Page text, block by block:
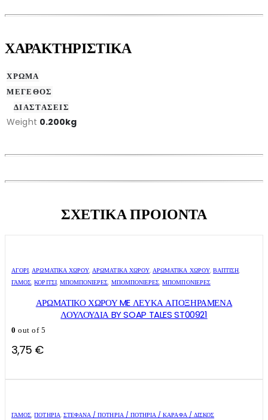
ΧΑΡΑΚΤΗΡΙΣΤΙΚΑ
ΧΡΩΜΑ
ΜΕΓΕΘΟΣ
ΔΙΑΣΤΑΣΕΙΣ
Weight 0.200kg
ΣΧΕΤΙΚΑ ΠΡΟΙΟΝΤΑ
ΑΓΌΡΙ,ΑΡΩΜΑΤΙΚΆ ΧΏΡΟΥ,ΑΡΩΜΑΤΙΚΆ ΧΏΡΟΥ,ΑΡΩΜΑΤΙΚΆ ΧΏΡΟΥ, ΒΑΠΤΙΣΗ,
ΓΑΜΟΣ,ΚΟΡΊΤΣΙ, ΜΠΟΜΠΟΝΙΈΡΕΣ, ΜΠΟΜΠΟΝΙΈΡΕΣ,ΜΠΟΜΠΟΝΙΈΡΕΣ
ΑΡΩΜΑΤΙΚΟ ΧΩΡΟΥ ME ΛΕΥΚΑ ΑΠΟΞΗΡΑΜΕΝΑ
ΛΟΥΛΟΥΔΙΑ BY SOAP TALES ST00921
0 out of 5
3,75 €
ΓΑΜΟΣ,ΠΟΤΉΡΙΑ, ΣΤΈΦΑΝΑ / ΠΟΤΉΡΙΑ / ΠΟΤΉΡΙΑ / ΚΑΡΆΦΑ / ΔΊΣΚΟΣ